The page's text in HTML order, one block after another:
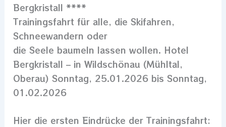
Bergkristall ****
Trainingsfahrt für alle, die Skifahren,
Schneewandern oder
die Seele baumeln lassen wollen. Hotel
Bergkristall – in Wildschönau (Mühltal,
Oberau) Sonntag, 25.01.2026 bis Sonntag,
01.02.2026
Hier die ersten Eindrücke der Trainingsfahrt: